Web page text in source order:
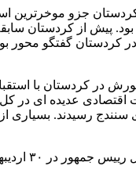
کردستان جزو موخرترین
پیش از کردستان
کردستان گفتگو محور
در کردستان با
عدیده ای در کل
رسیدند. بسیاری از